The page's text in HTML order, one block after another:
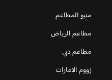
منيو المطاعم
مطاعم الرياض
مطاعم دبي
زووم الامارات